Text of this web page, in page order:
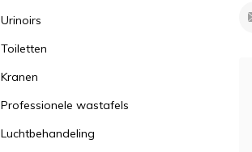
Urinoirs
Toiletten
Kranen
Professionele wastafels
Luchtbehandeling